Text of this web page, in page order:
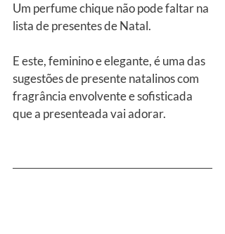
Um perfume chique não pode faltar na
lista de presentes de Natal.
E este, feminino e elegante, é uma das
sugestões de presente natalinos com
fragrância envolvente e sofisticada
que a presenteada vai adorar.